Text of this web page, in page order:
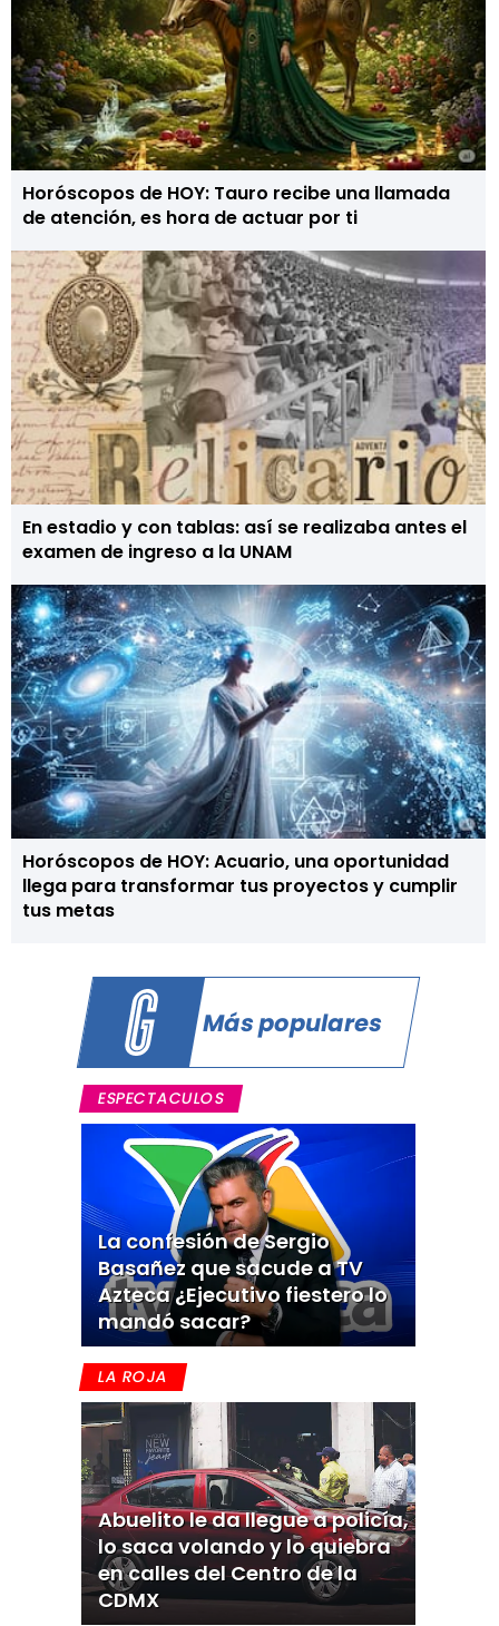
Horóscopos de HOY: Tauro recibe una llamada
de atención, es hora de actuar por ti
En estadio y con tablas: así se realizaba antes el
examen de ingreso a la UNAM
Horóscopos de HOY: Acuario, una oportunidad
llega para transformar tus proyectos y cumplir
tus metas
Más populares
ESPECTACULOS
La confesión de Sergio
Basañez que sacude a TV
Azteca ¿Ejecutivo fiestero lo
mandó sacar?
LA ROJA
Abuelito le da llegue a policía,
lo saca volando y lo quiebra
en calles del Centro de la
CDMX